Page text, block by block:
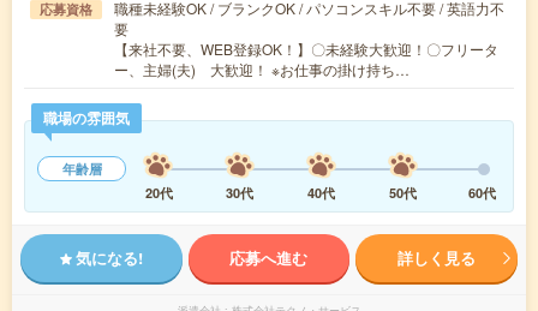
応募資格
職種未経験OK / ブランクOK / パソコンスキル不要 / 英語力不
要
【来社不要、WEB登録OK！】〇未経験大歓迎！〇フリータ
ー、主婦(夫) 大歓迎！ ※お仕事の掛け持ち…
職場の雰囲気
年齢層
20代
30代 40代 50代 60代
気になる! 応募へ進む 詳しく見る